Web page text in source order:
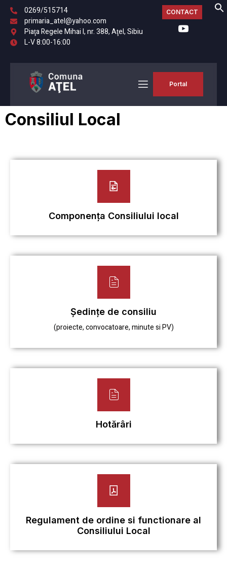
0269/515714
primaria_atel@yahoo.com
Piaţa Regele Mihai I, nr. 388, Aţel, Sibiu
L-V 8:00-16:00
CONTACT
Portal
Consiliul Local
Componența Consiliului local
Ședințe de consiliu
(proiecte, convocatoare, minute si PV)
Hotărâri
Regulament de ordine si functionare al
Consiliului Local